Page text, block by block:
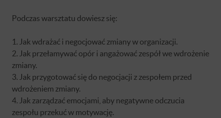
Podczas warsztatu dowiesz się:
1. Jak wdrażać i negocjować zmiany w organizacji.
2. Jak przełamywać opór i angażować zespół we wdrożenie
zmiany.
3. Jak przygotować się do negocjacji z zespołem przed
wdrożeniem zmiany.
4. Jak zarządzać emocjami, aby negatywne odczucia
zespołu przekuć w motywację.